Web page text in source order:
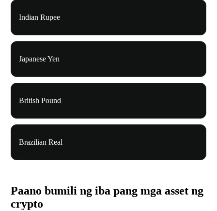
Indian Rupee
Japanese Yen
British Pound
Brazilian Real
Paano bumili ng iba pang mga asset ng
crypto